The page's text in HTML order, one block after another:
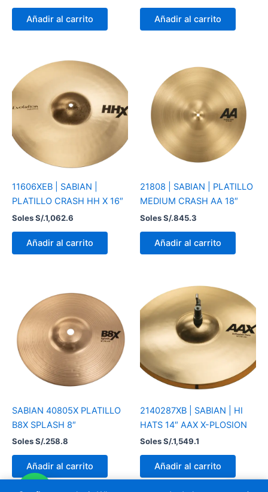
Añadir al carrito Añadir al carrito
11606XEB | SABIAN |
PLATILLO CRASH HH X 16″
Soles S/.1,062.6
Añadir al carrito
21808 | SABIAN | PLATILLO
MEDIUM CRASH AA 18″
Soles S/.845.3
Añadir al carrito
SABIAN 40805X PLATILLO
B8X SPLASH 8″
Soles S/.258.8
Añadir al carrito
2140287XB | SABIAN | HI
HATS 14″ AAX X-PLOSION
Soles S/.1,549.1
Añadir al carrito